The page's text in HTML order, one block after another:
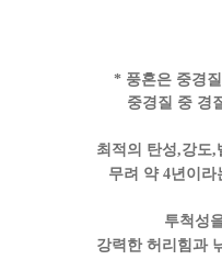
* 풍혼은 중경
중경질 중 경
최적의 탄성,강도,
무려 약 4년이
투척성
강력한 허리힘과